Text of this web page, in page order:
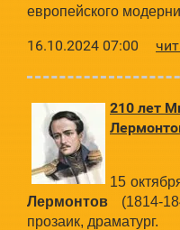
европейского
16.10.2024 07:00
210 лет
15
Лермонтов (1814-
прозаик, драматург.